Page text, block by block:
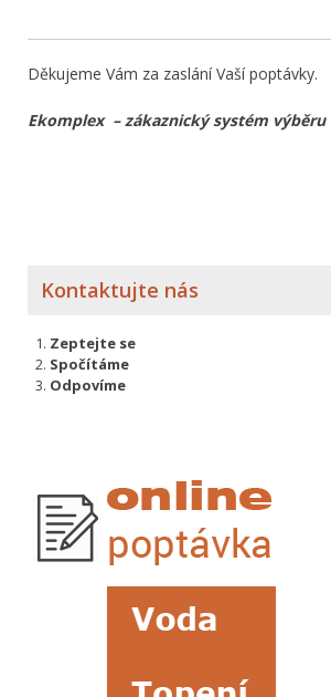
Děkujeme Vám za zaslání Vaší poptávky.
Ekomplex – zákaznický systém
Kontaktujte nás
Zeptejte se
Spočítáme
Odpovíme